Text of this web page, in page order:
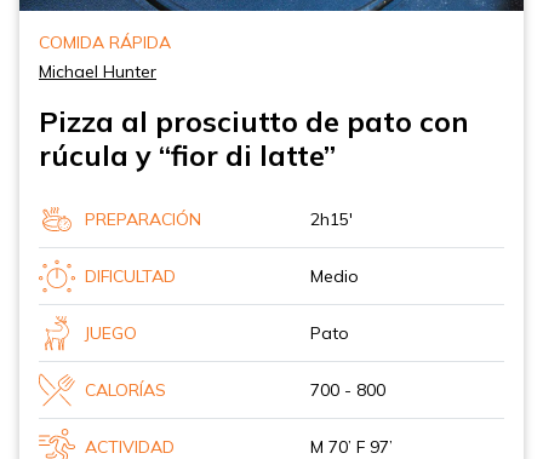
COMIDA RÁPIDA
Michael Hunter
Pizza al prosciutto de pato con
rúcula y “fior di latte”
PREPARACIÓN 2h15'
DIFICULTAD Medio
JUEGO Pato
CALORÍAS 700 - 800
ACTIVIDAD M 70’ F 97’